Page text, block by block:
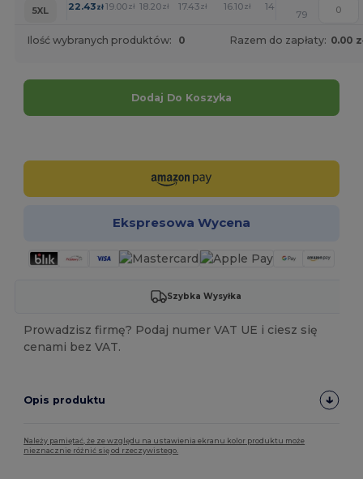
5XL
22.43zł 19.00zł 18.20zł 17.43zł 16.10zł 14.85
79
Ilość wybranych produktów: 0 Razem do zapłaty: 0.00
Dodaj Do Koszyka
Ekspresowa Wycena
Szybka Wysyłka
Prowadzisz firmę? Podaj numer VAT UE i ciesz się
cenami bez VAT.
Opis produktu
Należy pamiętać, że ze względu na ustawienia ekranu kolor produktu może
nieznacznie różnić się od rzeczywistego.